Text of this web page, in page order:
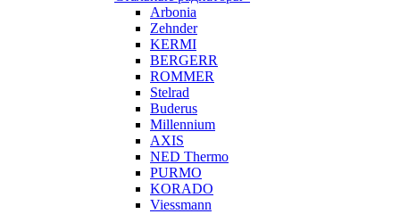
Arbonia
Zehnder
KERMI
BERGERR
ROMMER
Stelrad
Buderus
Millennium
AXIS
NED Thermo
PURMO
KORADO
Viessmann